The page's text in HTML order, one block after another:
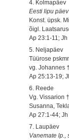
4. Kolmapäev
Eesti lipu päev
Konst. üpsk.
õigl.
Ap 23:1-11;
5. Neljapäev
Tüürose
vg. Johannes
Ap 25:13-19;
6. Reede
Vg. Vissarion
Susanna,
Ap 27:1-44;
7. Laupäev
Vanemate lp.,